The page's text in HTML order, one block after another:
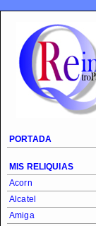
PORTADA
MIS RELIQUIAS
Acorn
Alcatel
Amiga